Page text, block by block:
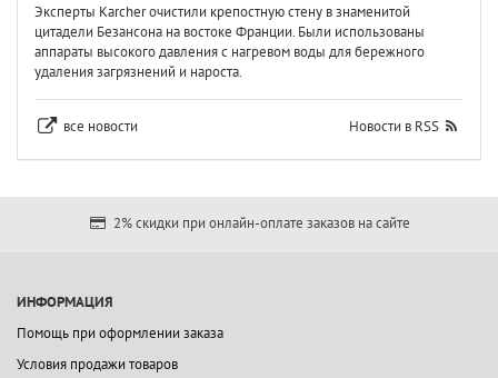
Эксперты Karcher очистили крепостную стену в знаменитой
цитадели Безансона на востоке Франции. Были использованы
аппараты высокого давления с нагревом воды для бережного
удаления загрязнений и нароста.
все новости Новости в RSS
2% скидки при онлайн-оплате заказов на сайте
ИНФОРМАЦИЯ
Помощь при оформлении заказа
Условия продажи товаров